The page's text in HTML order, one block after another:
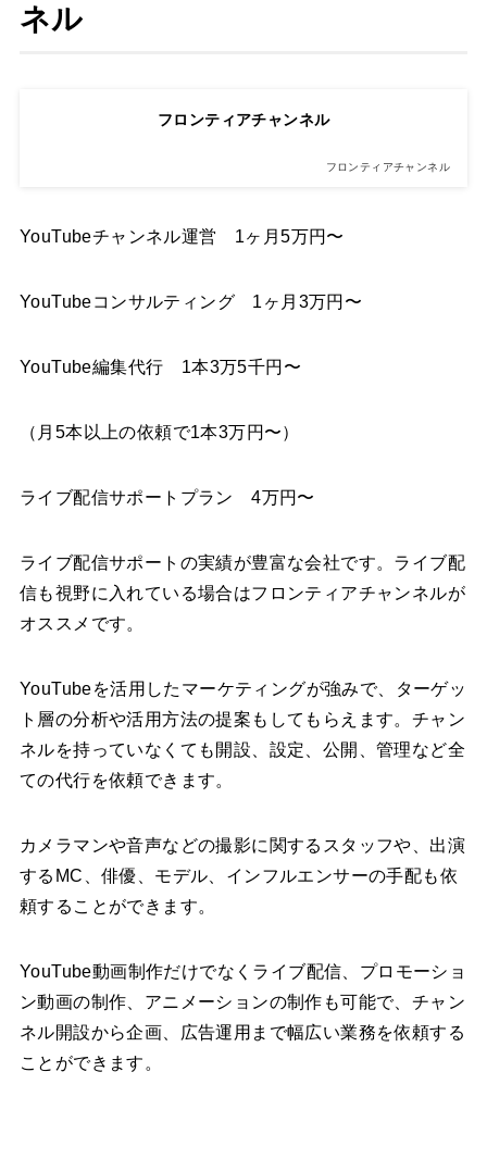
ネル
フロンティアチャンネル
フロンティアチャンネル
YouTubeチャンネル運営 1ヶ月5万円〜
YouTubeコンサルティング 1ヶ月3万円〜
YouTube編集代行 1本3万5千円〜
（月5本以上の依頼で1本3万円〜）
ライブ配信サポートプラン 4万円〜
ライブ配信サポートの実績が豊富な会社です。ライブ配
信も視野に入れている場合はフロンティアチャンネルが
オススメです。
YouTubeを活用したマーケティングが強みで、ターゲッ
ト層の分析や活用方法の提案もしてもらえます。チャン
ネルを持っていなくても開設、設定、公開、管理など全
ての代行を依頼できます。
カメラマンや音声などの撮影に関するスタッフや、出演
するMC、俳優、モデル、インフルエンサーの手配も依
頼することができます。
YouTube動画制作だけでなくライブ配信、プロモーショ
ン動画の制作、アニメーションの制作も可能で、チャン
ネル開設から企画、広告運用まで幅広い業務を依頼する
ことができます。